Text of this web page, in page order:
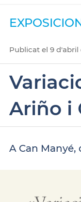
Publicat el 9 d'abril
Ariño i
A Can Manyé,